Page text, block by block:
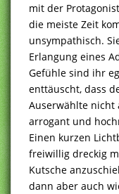
mit der
die meiste Zeit
unsympathisch.
Erlangung eines
Gefühle sind ihr
enttäuscht, dass
Auserwählte nicht
arrogant und
Einen kurzen
freiwillig dreckig
Kutsche
dann aber auch